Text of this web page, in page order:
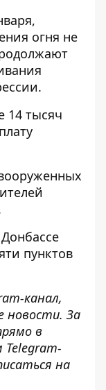
огня не
14 тысяч
пунктов
канал,
новости. За
в
на